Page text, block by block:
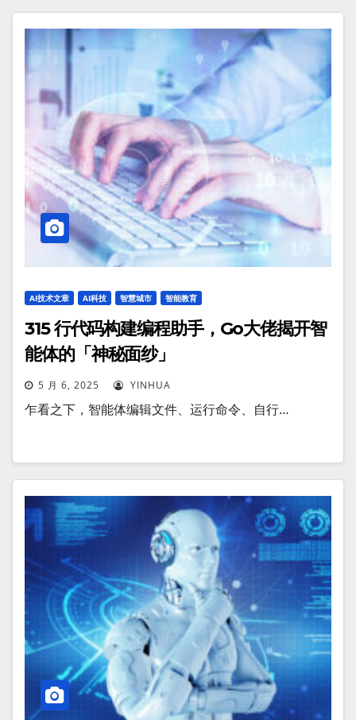
AI技术文章 AI科技 智慧城市 智能教育
315 行代码构建编程助手，Go大佬揭开智
能体的「神秘面纱」
5 月 6, 2025 YINHUA
乍看之下，智能体编辑文件、运行命令、自行…